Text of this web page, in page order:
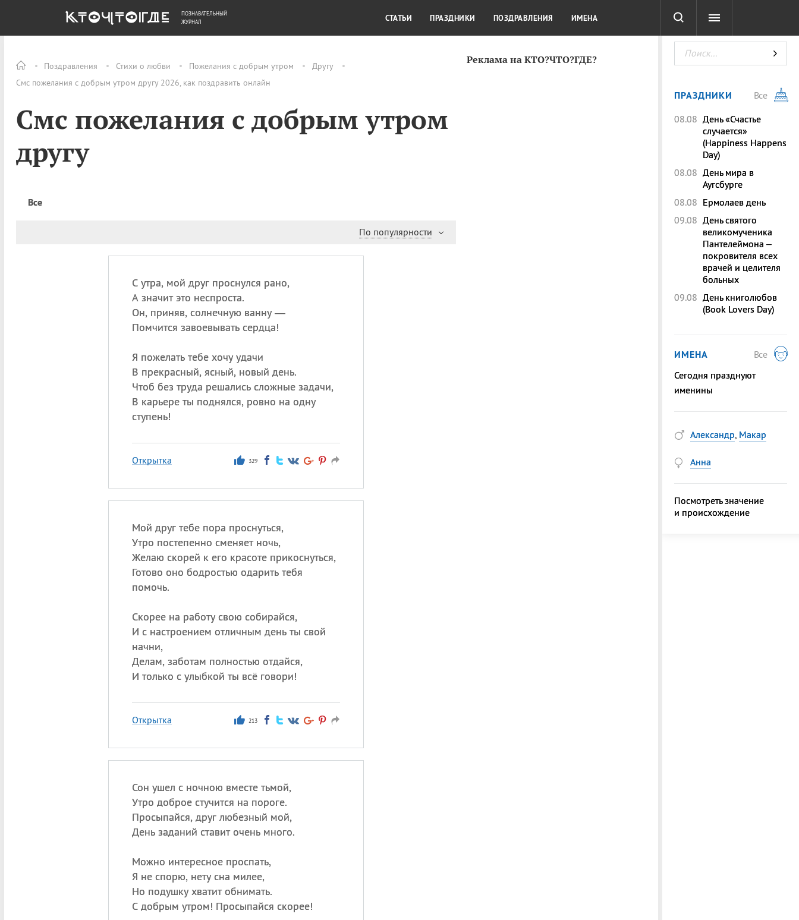
Поздравления Стихи о любви Пожелания с добрым утром
Другу
Смс пожелания с добрым утром другу 2026, как поздравить онлайн
Смс пожелания с добрым утром
другу
Все
По популярности
С утра, мой друг проснулся рано,
А значит это неспроста.
Он, приняв, солнечную ванну —
Помчится завоевывать сердца!
Я пожелать тебе хочу удачи
В прекрасный, ясный, новый день.
Чтоб без труда решались сложные задачи,
В карьере ты поднялся, ровно на одну
ступень!
Открытка 329
Мой друг тебе пора проснуться,
Утро постепенно сменяет ночь,
Желаю скорей к его красоте прикоснуться,
Готово оно бодростью одарить тебя
помочь.
Скорее на работу свою собирайся,
И с настроением отличным день ты свой
начни,
Делам, заботам полностью отдайся,
И только с улыбкой ты всё говори!
Открытка 213
Сон ушел с ночною вместе тьмой,
Утро доброе стучится на пороге.
Просыпайся, друг любезный мой,
День заданий ставит очень много.
Можно интересное проспать,
Я не спорю, нету сна милее,
Но подушку хватит обнимать.
С добрым утром! Просыпайся скорее!
Реклама на КТО?ЧТО?ГДЕ?
ОБЩЕСТВО ДЕНЬГИ КУЛЬТУРА КРАСОТА ТЕСТЫ
ПОЗНАВАТЕЛЬНЫЙ
ЖУРНАЛ
СТАТЬИ ПРАЗДНИКИ ПОЗДРАВЛЕНИЯ ИМЕНА
ПРАЗДНИКИ
Все
08.08 День «Счастье
случается»
(Happiness Happens
Day)
08.08 День мира в
Аугсбурге
08.08 Ермолаев день
09.08 День святого
великомученика
Пантелеймона –
покровителя всех
врачей и целителя
больных
09.08 День книголюбов
(Book Lovers Day)
ИМЕНА
Все
Сегодня празднуют
именины
Александр, Макар
Анна
Посмотреть значение
и происхождение